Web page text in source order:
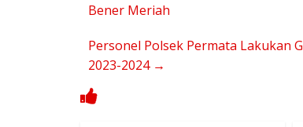
Bener Meriah
Personel Polsek Permata Lakukan
2023-2024 →